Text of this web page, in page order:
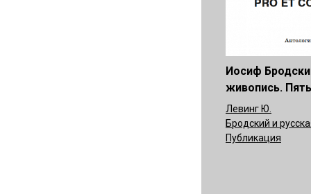
Иосиф
живопись.
Левинг Ю.
Бродский и
Публикация